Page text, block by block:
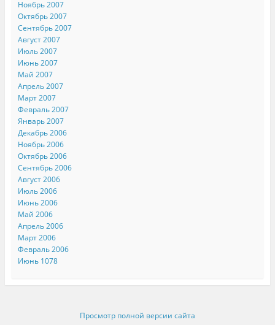
Ноябрь 2007
Октябрь 2007
Сентябрь 2007
Август 2007
Июль 2007
Июнь 2007
Май 2007
Апрель 2007
Март 2007
Февраль 2007
Январь 2007
Декабрь 2006
Ноябрь 2006
Октябрь 2006
Сентябрь 2006
Август 2006
Июль 2006
Июнь 2006
Май 2006
Апрель 2006
Март 2006
Февраль 2006
Июнь 1078
Просмотр полной версии сайта